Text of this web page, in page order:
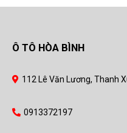
Ô TÔ HÒA BÌNH
112 Lê Văn Lương, Thanh
0913372197